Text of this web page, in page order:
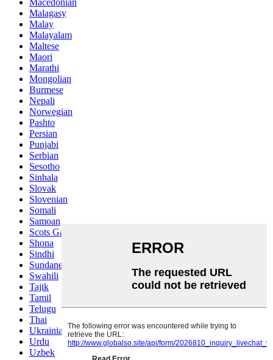
Macedonian
Malagasy
Malay
Malayalam
Maltese
Maori
Marathi
Mongolian
Burmese
Nepali
Norwegian
Pashto
Persian
Punjabi
Serbian
Sesotho
Sinhala
Slovak
Slovenian
Somali
Samoan
Scots Gaelic
Shona
Sindhi
Sundanese
Swahili
Tajik
Tamil
Telugu
Thai
Ukrainian
Urdu
Uzbek